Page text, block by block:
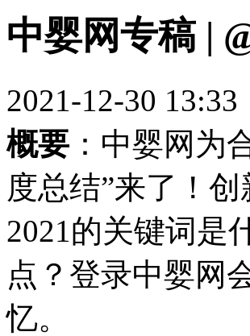
中婴网专稿 |
2021-12-30
概要 ：中婴网为
度总结”来了！
2021的关键词是
点？登录中婴网
忆。